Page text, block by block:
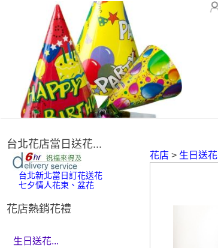
台北花店當日送花...
台北新北當日訂花送花
七夕情人花束、盆花
花店熱銷花禮
生日送花...
花店 > 生日送花